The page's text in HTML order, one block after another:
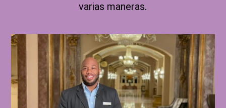
varias maneras.